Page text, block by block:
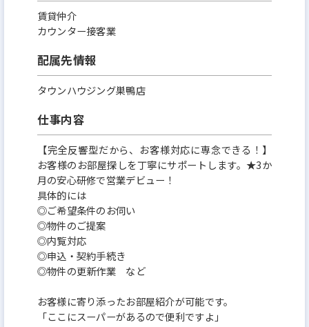
賃貸仲介
カウンター接客業
配属先情報
タウンハウジング巣鴨店
仕事内容
【完全反響型だから、お客様対応に専念できる！】
お客様のお部屋探しを丁寧にサポートします。★3か
月の安心研修で営業デビュー！
具体的には
◎ご希望条件のお伺い
◎物件のご提案
◎内覧対応
◎申込・契約手続き
◎物件の更新作業 など
お客様に寄り添ったお部屋紹介が可能です。
「ここにスーパーがあるので便利ですよ」